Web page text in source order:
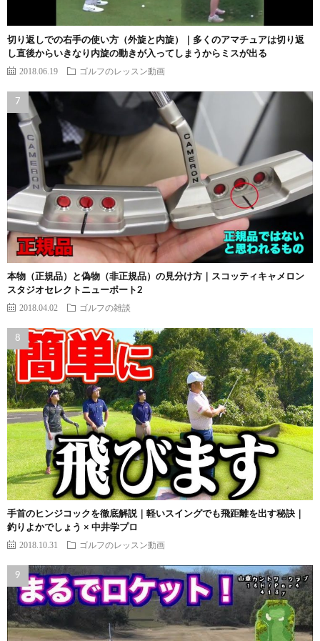
切り返しでの右手の使い方（外旋と内旋）｜多くのアマチュアは切り返
し直後からいきなり内旋の動きが入ってしまうからミスが出る
2018.06.19 ゴルフのレッスン動画
本物（正規品）と偽物（非正規品）の見分け方｜スコッティキャメロン
スタジオセレクトニューポート2
2018.04.02 ゴルフの雑談
手首のヒンジコックを徹底解説｜軽いスイングでも飛距離を出す秘訣｜
釣りよかでしょう × 中井学プロ
2018.10.31 ゴルフのレッスン動画